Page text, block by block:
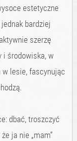
estetyczne
bardziej
szerzę
i środowiska, w
w lesie, fascynując
dbać, troszczyć
ja nie „mam”